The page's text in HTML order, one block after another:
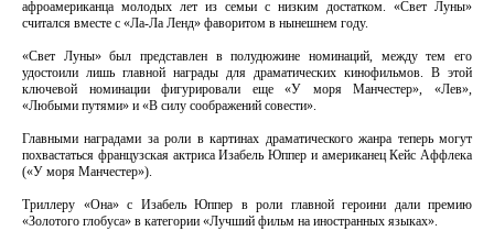
афроамериканца молодых лет из семьи с низким достатком. «Свет Луны»
считался вместе с «Ла-Ла Ленд» фаворитом в нынешнем году.
«Свет Луны» был представлен в полудюжине номинаций, между тем его
удостоили лишь главной награды для драматических кинофильмов. В этой
ключевой номинации фигурировали еще «У моря Манчестер», «Лев»,
«Любыми путями» и «В силу соображений совести».
Главными наградами за роли в картинах драматического жанра теперь могут
похвастаться французская актриса Изабель Юппер и американец Кейс Аффлека
(«У моря Манчестер»).
Триллеру «Она» с Изабель Юппер в роли главной героини дали премию
«Золотого глобуса» в категории «Лучший фильм на иностранных языках».